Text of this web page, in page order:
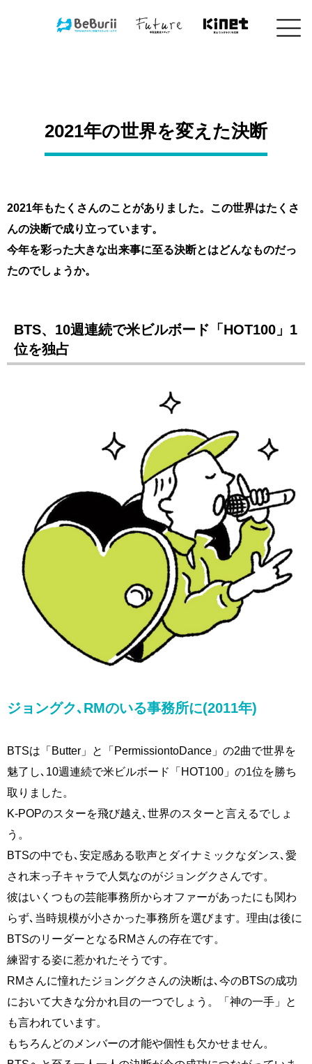
2021年の世界を変えた決断
2021年もたくさんのことがありました。 この世界はたくさ
んの決断で成り立っています。
今年を彩った大きな出来事に至る決断とはどんなものだっ
たのでしょうか。
BTS、10週連続で米ビルボード「HOT100」1
位を独占
ジョングク､RMのいる事務所に(2011年)
BTSは「Butter」と「PermissiontoDance」の2曲で世界を
魅了し､10週連続で米ビルボード「HOT100」の1位を勝ち
取りました。
K-POPのスターを飛び越え､世界のスターと言えるでしょ
う。
BTSの中でも､安定感ある歌声とダイナミックなダンス､愛
され末っ子キャラで人気なのがジョングクさんです。
彼はいくつもの芸能事務所からオファーがあったにも関わ
らず､当時規模が小さかった事務所を選びます。理由は後に
BTSのリーダーとなるRMさんの存在です。
練習する姿に惹かれたそうです。
RMさんに憧れたジョングクさんの決断は､今のBTSの成功
において大きな分かれ目の一つでしょう。「神の一手」と
も言われています。
もちろんどのメンバーの才能や個性も欠かせません。